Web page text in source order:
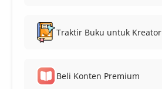
Traktir Buku untuk Kreator
Beli Konten Premium